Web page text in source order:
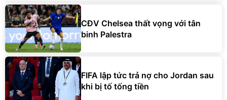
CĐV Chelsea thất vọng với tân
binh Palestra
FIFA lập tức trả nợ cho Jordan sau
khi bị tố tống tiền